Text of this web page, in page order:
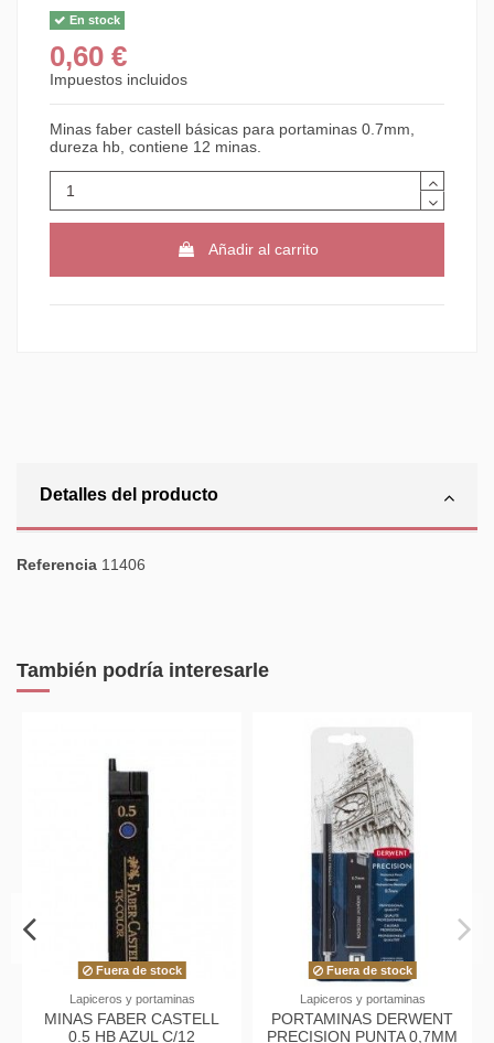
En stock
0,60 €
Impuestos incluidos
Minas faber castell básicas para portaminas 0.7mm,
dureza hb, contiene 12 minas.
Añadir al carrito
Detalles del producto
Referencia 11406
También podría interesarle
Fuera de stock
Lapiceros y portaminas
MINAS FABER CASTELL
0.5 HB AZUL C/12
Fuera de stock
Lapiceros y portaminas
PORTAMINAS DERWENT
PRECISION PUNTA 0,7MM